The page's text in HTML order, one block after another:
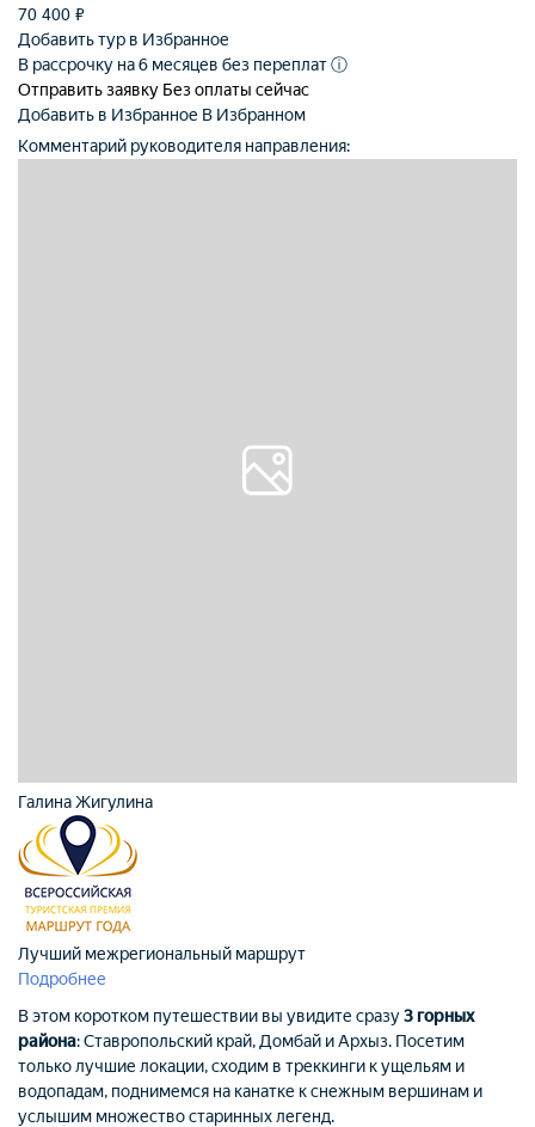
70 400 ₽
Добавить тур в Избранное
В рассрочку на 6 месяцев без переплатⓘ
Отправить заявку Без оплаты сейчас
Добавить в Избранное В Избранном
Комментарий руководителя направления:
Галина Жигулина
Лучший межрегиональный маршрут
Подробнее
В этом коротком путешествии вы увидите сразу3 горных
района: Ставропольский край, Домбай и Архыз. Посетим
только лучшие локации, сходим в треккинги к ущельям и
водопадам, поднимемся на канатке к снежным вершинам и
услышим множество старинных легенд.